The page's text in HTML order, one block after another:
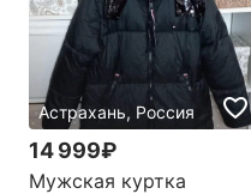
Астрахань, Россия
14 999₽
Мужская куртка